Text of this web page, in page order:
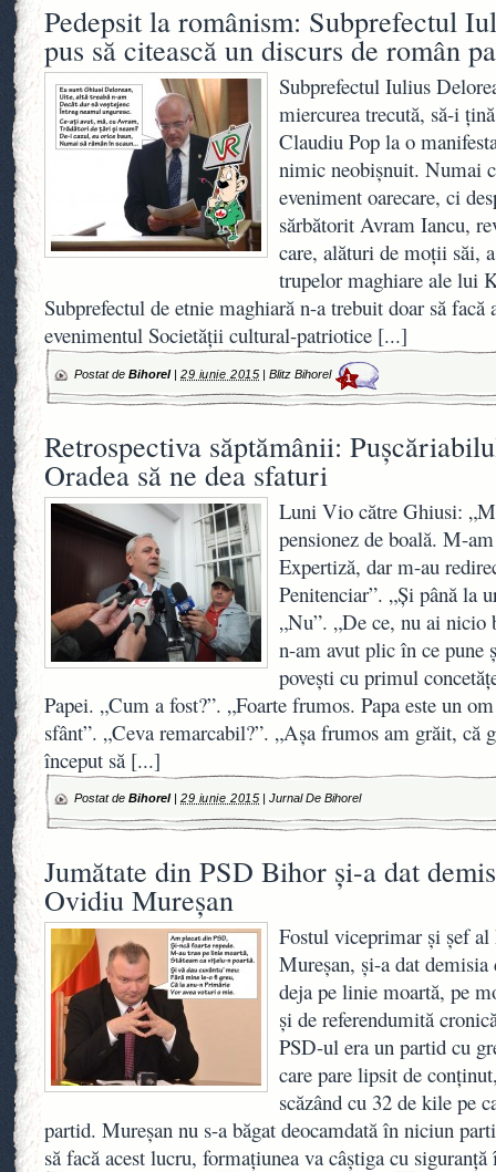
Pedepsit la românism: Subprefectul
pus să citească un discurs de român
Subprefectul Iulius
miercurea trecută, să-i
Claudiu Pop la o
nimic neobişnuit. Numai
eveniment oarecare, ci
sărbătorit Avram Iancu,
care, alături de moţii săi,
trupelor maghiare ale lui
Subprefectul de etnie maghiară n-a trebuit doar să facă
evenimentul Societăţii cultural-patriotice [...]
Postat de Bihorel| 29 iunie 2015 |Blitz Bihorel 1
Retrospectiva săptămânii:
Oradea să ne dea sfaturi
Luni Vio către Ghiusi:
pensionez de boală. M-
Expertiză, dar m-au
Penitenciar”. „Şi până la
„Nu”. „De ce, nu ai nicio
n-am avut plic în ce pune
poveşti cu primul
Papei. „Cum a fost?”. „Foarte frumos. Papa este un
sfânt”. „Ceva remarcabil?”. „Aşa frumos am grăit, că
început să [...]
Postat de Bihorel| 29 iunie 2015 |Jurnal De Bihorel
Jumătate din PSD Bihor şi-a dat
Ovidiu Mureşan
Fostul viceprimar şi şef
Mureşan, şi-a dat
deja pe linie moartă, pe
şi de referendumită
PSD-ul era un partid cu
care pare lipsit de
scăzând cu 32 de kile pe
partid. Mureşan nu s-a băgat deocamdată în niciun
să facă acest lucru, formaţiunea va câştiga cu siguranţă